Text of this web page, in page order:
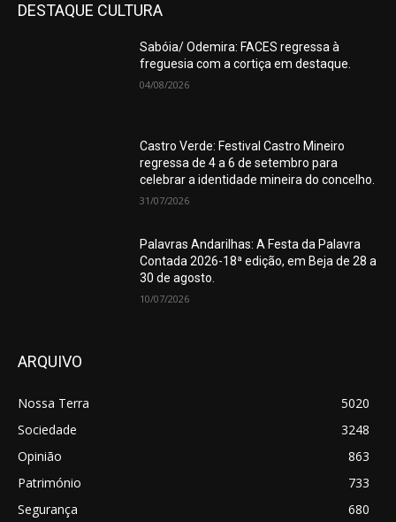
DESTAQUE CULTURA
Sabóia/ Odemira: FACES regressa à
freguesia com a cortiça em destaque.
04/08/2026
Castro Verde: Festival Castro Mineiro
regressa de 4 a 6 de setembro para
celebrar a identidade mineira do concelho.
31/07/2026
Palavras Andarilhas: A Festa da Palavra
Contada 2026-18ª edição, em Beja de 28 a
30 de agosto.
10/07/2026
ARQUIVO
Nossa Terra
5020
Sociedade
3248
Opinião
863
Património
733
Segurança
680